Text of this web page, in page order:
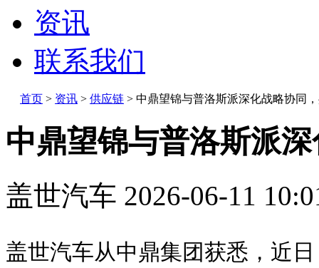
资讯
联系我们
首页 > 资讯 > 供应链 > 中鼎望锦与普洛斯派深化战略协同
中鼎望锦与普洛斯派
盖世汽车 2026-06-11
盖世汽车从中鼎集团获悉，近